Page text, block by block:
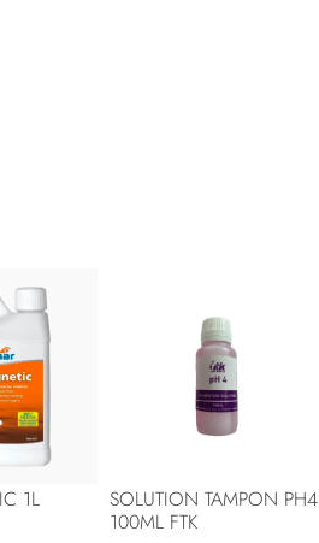
1L
SOLUTION TAMPON PH4
100ML FTK